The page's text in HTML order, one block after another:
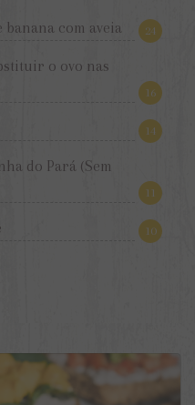
com aveia 24
o ovo nas
16
14
do Pará (Sem
11
10